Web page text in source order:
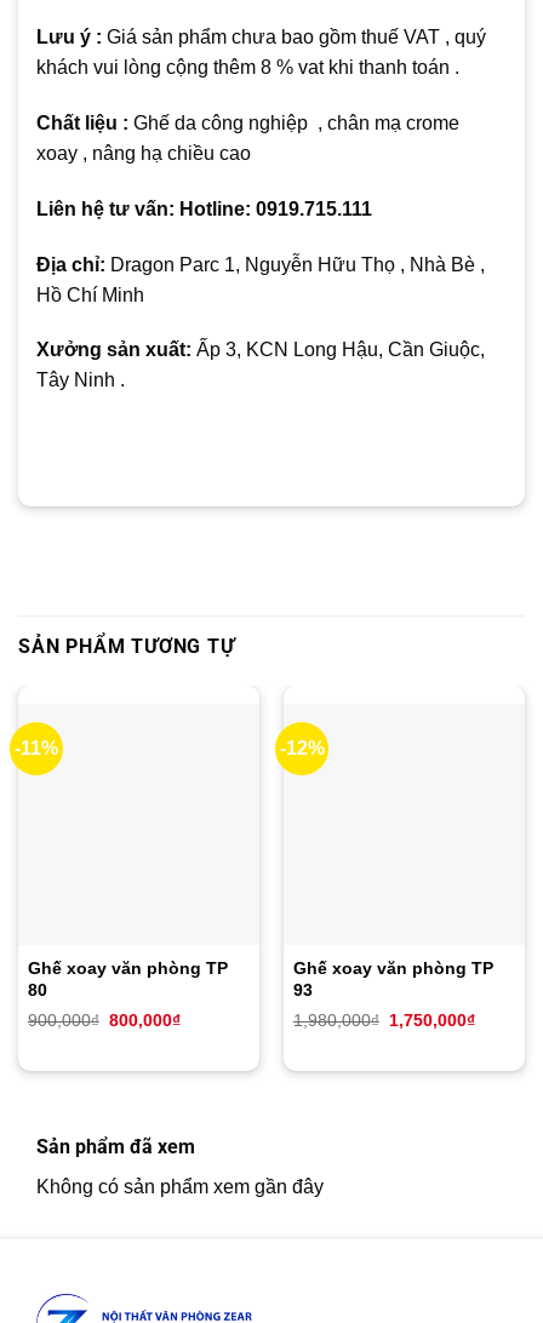
Lưu ý : Giá sản phẩm chưa bao gồm thuế VAT , quý
khách vui lòng cộng thêm 8 % vat khi thanh toán .
Chất liệu : Ghế da công nghiệp , chân mạ crome
xoay , nâng hạ chiều cao
Liên hệ tư vấn: Hotline: 0919.715.111
Địa chỉ: Dragon Parc 1, Nguyễn Hữu Thọ , Nhà Bè ,
Hồ Chí Minh
Xưởng sản xuất: Ấp 3, KCN Long Hậu, Cần Giuộc,
Tây Ninh .
SẢN PHẨM TƯƠNG TỰ
-11%
Ghế xoay văn phòng TP
80
900,000₫ Giá
900,000₫.
800,000₫Giá
là:
-12%
Ghế xoay văn phòng TP
93
1,980,000₫
Giá
1,980,000₫.
1,750,000₫Giá
là:
Sản phẩm đã xem
Không có sản phẩm xem gần đây